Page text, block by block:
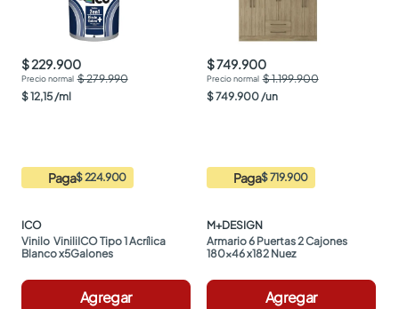
$ 229.900
$ 279.990
$12,15 /ml
Paga$ 224.900
ICO
Vinilo  ViniliICO Tipo 1 Acrílica
Blanco x5Galones
Agregar
$ 749.900
$ 1.199.900
$749.900 /un
Paga$ 719.900
M+DESIGN
Armario 6 Puertas 2 Cajones
180x46 x182 Nuez
Agregar